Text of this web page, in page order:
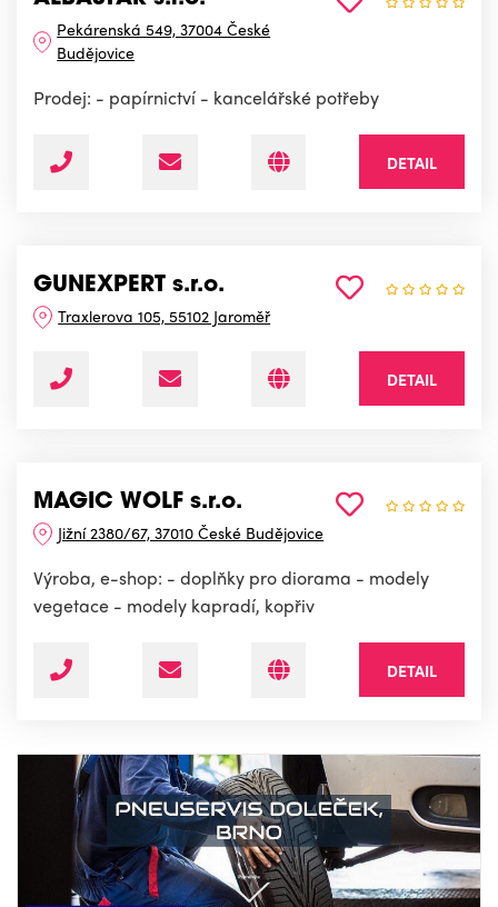
Pekárenská 549, 37004 České
Budějovice
Prodej: - papírnictví - kancelářské potřeby
DETAIL
GUNEXPERT s.r.o.
Traxlerova 105, 55102 Jaroměř
DETAIL
MAGIC WOLF s.r.o.
Jižní 2380/67, 37010 České Budějovice
Výroba, e-shop: - doplňky pro diorama - modely
vegetace - modely kapradí, kopřiv
DETAIL